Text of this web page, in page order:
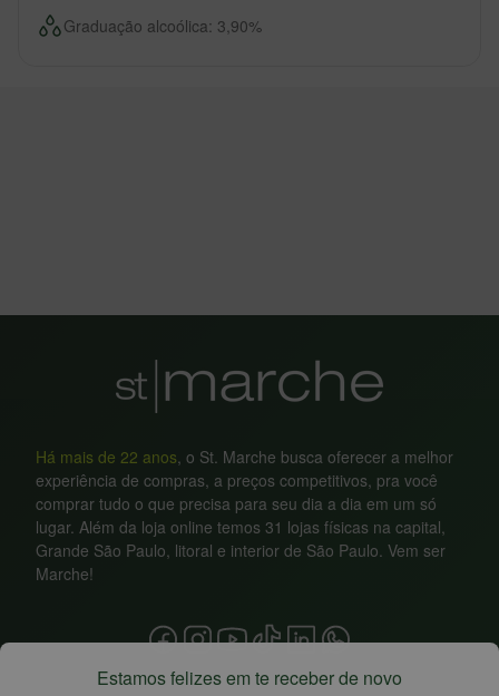
Graduação alcoólica: 3,90%
Há mais de 22 anos, o St. Marche busca oferecer a melhor
experiência de compras, a preços competitivos, pra você
comprar tudo o que precisa para seu dia a dia em um só
lugar. Além da loja online temos 31 lojas físicas na capital,
Grande São Paulo, litoral e interior de São Paulo. Vem ser
Marche!
Estamos felizes em te receber de novo